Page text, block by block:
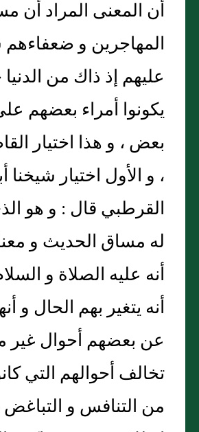
أن المعنى المراد أن
المهاجرين و
عليهم إذ ذاك من
يكونوا أمراء بعضهم
بعض ، و هذا اختيار
، و الأول اختيار
القرطبي قال : و هو
له مساق الحديث و
أنه عليه الصلاة و
أنه يتغير بهم الحال و
عن بعضهم أحوال غير
تخالف أحوالهم التي
من التنافس و